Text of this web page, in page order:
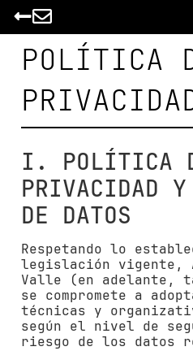
POLÍTICA
I. POLÍTICA
PRIVACIDAD Y
DE DATOS
Respetando lo
legislación vigente,
Valle (en adelante,
se compromete a
técnicas y
según el nivel de
riesgo de los datos